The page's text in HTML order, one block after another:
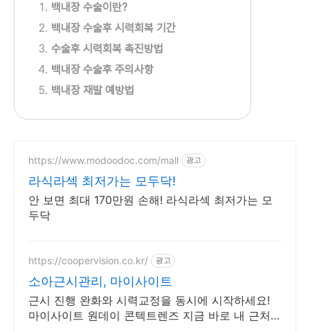
백내장 수술이란?
백내장 수술후 시력회복 기간
수술후 시력회복 촉진방법
백내장 수술후 주의사항
백내장 재발 예방법
https://www.modoodoc.com/mall 광고
라식라섹 최저가는 모두닥!
안 보면 최대 170만원 손해! 라식라섹 최저가는 모
두닥
https://coopervision.co.kr/ 광고
소아근시관리, 마이사이트
근시 진행 완화와 시력교정을 동시에 시작하세요!
마이사이트 원데이 콘텍트렌즈 지금 바로 내 근처